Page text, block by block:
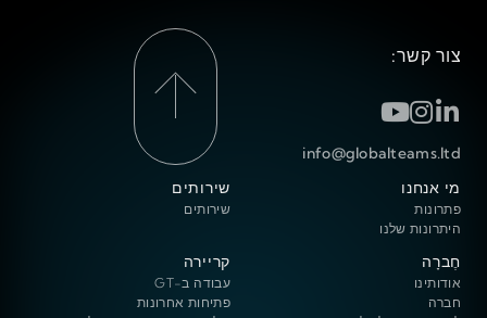
צור קשר:
info@globalteams.ltd
מי אנחנו
פתרונות
היתרונות שלנו
שירותים
שירותים
חֶברָה
אודותינו
חברה
קריירה
עבודה ב-GT
פתיחות אחרונות